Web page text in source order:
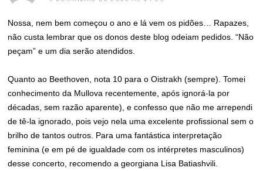
Nossa, nem bem começou o ano e lá vem os pidões… Rapazes,
não custa lembrar que os donos deste blog odeiam pedidos. “Não
peçam” e um dia serão atendidos.
Quanto ao Beethoven, nota 10 para o Oistrakh (sempre). Tomei
conhecimento da Mullova recentemente, após ignorá-la por
décadas, sem razão aparente), e confesso que não me arrependi
de tê-la ignorado, pois vejo nela uma excelente profissional sem o
brilho de tantos outros. Para uma fantástica interpretação
feminina (e em pé de igualdade com os intérpretes masculinos)
desse concerto, recomendo a georgiana Lisa Batiashvili.